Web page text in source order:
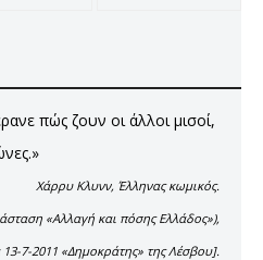
πώς ζουν οι άλλοι μισοί,
Χάρρυ Κλυνν, Έλληνας κωμικός.
«Αλλαγή και πόσης Ελλάδος»),
7-2011 «Δημοκράτης» της Λέσβου].